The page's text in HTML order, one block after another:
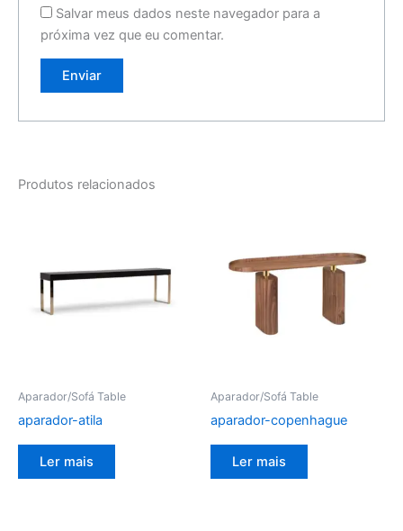
Salvar meus dados neste navegador para a
próxima vez que eu comentar.
Produtos relacionados
Aparador/Sofá Table
aparador-atila
Ler mais
Aparador/Sofá Table
aparador-copenhague
Ler mais